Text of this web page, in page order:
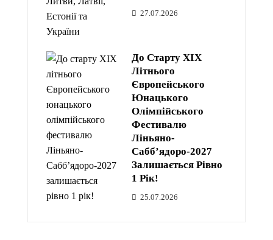
27.07.2026
До Старту XIX
Літнього
Європейського
Юнацького
Олімпійського
Фестивалю
Ліньяно-
Сабб’ядоро-2027
Залишається Рівно
1 Рік!
25.07.2026